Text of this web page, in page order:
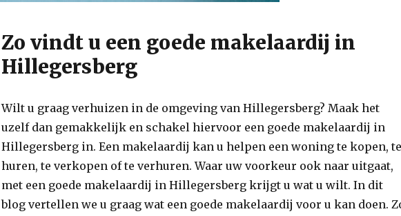
Zo vindt u een goede makelaardij in
Hillegersberg
Wilt u graag verhuizen in de omgeving van Hillegersberg? Maak het
uzelf dan gemakkelijk en schakel hiervoor een goede makelaardij in
Hillegersberg in. Een makelaardij kan u helpen een woning te kopen, te
huren, te verkopen of te verhuren. Waar uw voorkeur ook naar uitgaat,
met een goede makelaardij in Hillegersberg krijgt u wat u wilt. In dit
blog vertellen we u graag wat een goede makelaardij voor u kan doen.